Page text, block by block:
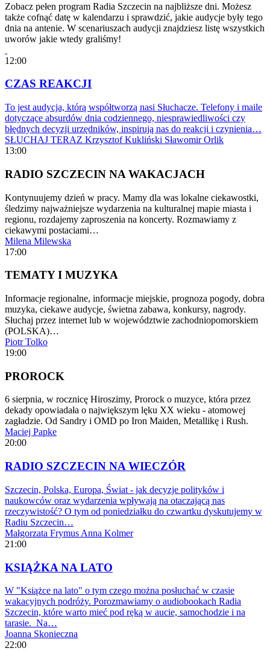
Zobacz pełen program Radia Szczecin na najbliższe dni. Możesz
także cofnąć datę w kalendarzu i sprawdzić, jakie audycje były tego
dnia na antenie. W scenariuszach audycji znajdziesz listę wszystkich
uworów jakie wtedy graliśmy!
12:00
CZAS REAKCJI
To jest audycja, którą współtworzą nasi Słuchacze. Telefony i maile
dotyczące absurdów dnia codziennego, niesprawiedliwości czy
błędnych decyzji urzędników, inspirują nas do reakcji i czynienia…
SŁUCHAJ TERAZ Krzysztof Kukliński Sławomir Orlik
13:00
RADIO SZCZECIN NA WAKACJACH
Kontynuujemy dzień w pracy. Mamy dla was lokalne ciekawostki,
śledzimy najważniejsze wydarzenia na kulturalnej mapie miasta i
regionu, rozdajemy zaproszenia na koncerty. Rozmawiamy z
ciekawymi postaciami…
Milena Milewska
17:00
TEMATY I MUZYKA
Informacje regionalne, informacje miejskie, prognoza pogody, dobra
muzyka, ciekawe audycje, świetna zabawa, konkursy, nagrody.
Słuchaj przez internet lub w województwie zachodniopomorskiem
(POLSKA)…
Piotr Tolko
19:00
PROROCK
6 sierpnia, w rocznicę Hiroszimy, Prorock o muzyce, która przez
dekady opowiadała o największym lęku XX wieku - atomowej
zagładzie. Od Sandry i OMD po Iron Maiden, Metallikę i Rush.
Maciej Papke
20:00
RADIO SZCZECIN NA WIECZÓR
Szczecin, Polska, Europa, Świat - jak decyzje polityków i
naukowców oraz wydarzenia wpływają na otaczającą nas
rzeczywistość? O tym od poniedziałku do czwartku dyskutujemy w
Radiu Szczecin…
Małgorzata Frymus Anna Kolmer
21:00
KSIĄŻKA NA LATO
W "Książce na lato" o tym czego można posłuchać w czasie
wakacyjnych podróży. Porozmawiamy o audiobookach Radia
Szczecin, które warto mieć pod ręką w aucie, samochodzie i na
tarasie. Na…
Joanna Skonieczna
22:00